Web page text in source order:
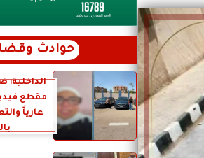
حوادث
مقطع
عارياً